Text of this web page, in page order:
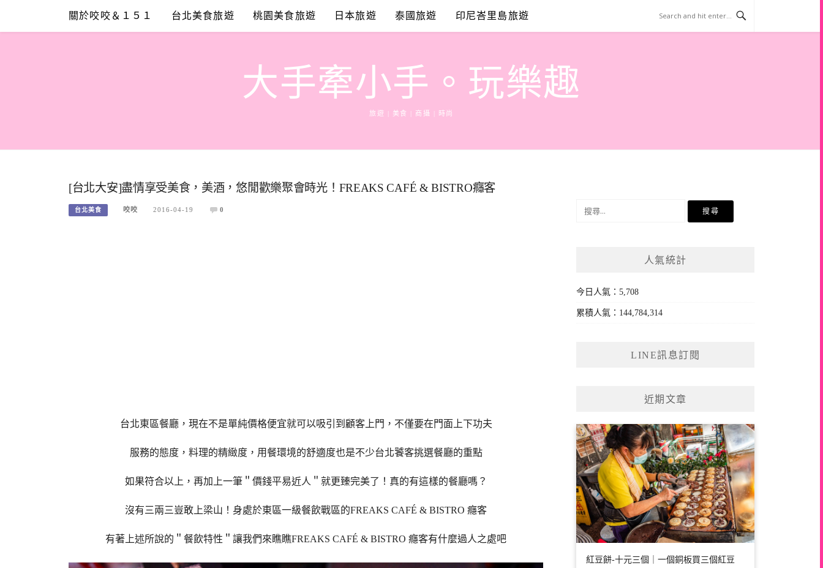
content
關於咬咬＆１５１ 台北美食旅遊 桃園美食旅遊 日本旅遊 泰國旅遊 印尼峇里島旅遊
大手牽小手。玩樂趣
旅遊 | 美食 | 商攝 | 時尚
[台北大安]盡情享受美食，美酒，悠閒歡樂聚會時光！FREAKS CAFÉ & BISTRO癮客
台北美食 咬咬 2016-04-19 0
台北東區餐廳，現在不是單純價格便宜就可以吸引到顧客上門，不僅要在門面上下功夫
服務的態度，料理的精緻度，用餐環境的舒適度也是不少台北饕客挑選餐廳的重點
如果符合以上，再加上一筆＂價錢平易近人＂就更臻完美了！真的有這樣的餐廳嗎？
沒有三兩三豈敢上梁山！身處於東區一級餐飲戰區的FREAKS CAFÉ & BISTRO 癮客
有著上述所說的＂餐飲特性＂讓我們來瞧瞧FREAKS CAFÉ & BISTRO 癮客有什麼過人之處吧
人氣統計
今日人氣：5,708
累積人氣：144,784,314
LINE訊息訂閱
近期文章
紅豆餅-十元三個｜一個銅板買三個紅豆